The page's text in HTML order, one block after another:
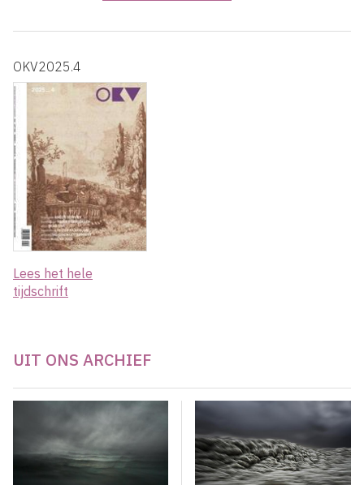
OKV2025.4
Lees het hele
tijdschrift
UIT ONS ARCHIEF